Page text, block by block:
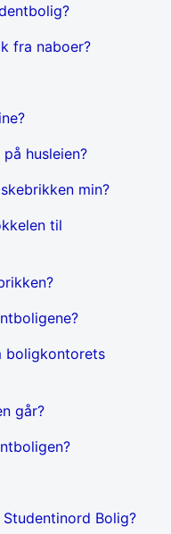
fra naboer?
husleien?
min?
til
boligkontorets
går?
Bolig?